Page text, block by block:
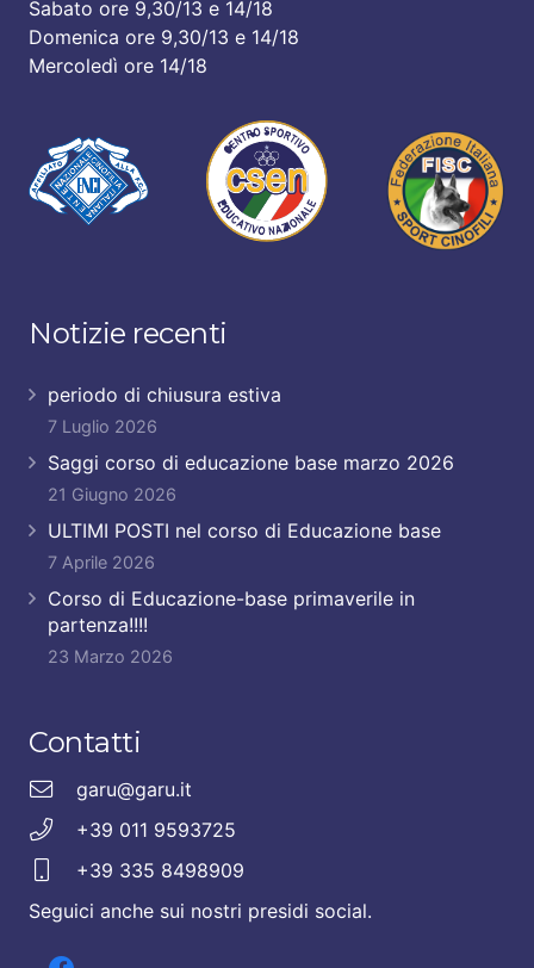
Sabato ore 9,30/13 e 14/18
Domenica ore 9,30/13 e 14/18
Mercoledì ore 14/18
Notizie recenti
periodo di chiusura estiva
7 Luglio 2026
Saggi corso di educazione base marzo 2026
21 Giugno 2026
ULTIMI POSTI nel corso di Educazione base
7 Aprile 2026
Corso di Educazione-base primaverile in
partenza!!!!
23 Marzo 2026
Contatti
garu@garu.it
+39 011 9593725
+39 335 8498909
Seguici anche sui nostri presidi social.